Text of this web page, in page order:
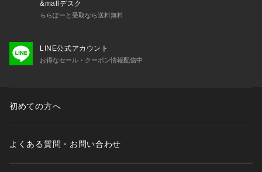
&mallデスク
ららぽーと受取なら送料無料
LINE公式アカウント
お得なセール・クーポン情報配信中
初めての方へ
よくある質問・お問い合わせ